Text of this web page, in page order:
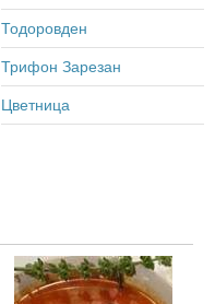
Тодоровден
Трифон Зарезан
Цветница